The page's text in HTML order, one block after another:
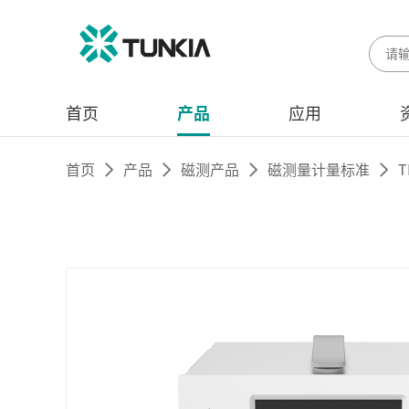
首页 产品 应用
首页 产品 磁测产品 磁测量计量标准